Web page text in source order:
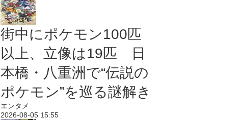
街中にポケモン100匹
以上、立像は19匹 日
本橋・八重洲で“伝説の
ポケモン”を巡る謎解き
エンタメ
2026-08-05 15:55